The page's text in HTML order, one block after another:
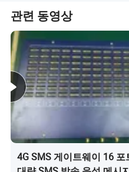
GSM/2G CDMA
2.무선 전화 고정 시리즈: 4G
CDMA
3.무선 전화 시리즈: 4G
CDMA
4.CPE 라우터 시리즈: 4G 실
SMS Gateway: 4G LTE/2G
6.VoIP Gateway: 4G LTE/
관련 동영상
4G SMS 게이트웨이 16